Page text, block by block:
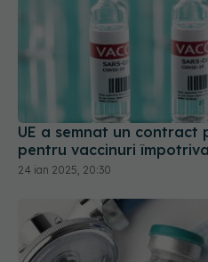
UE a semnat un contract
pentru vaccinuri
24 ian 2025, 20:30